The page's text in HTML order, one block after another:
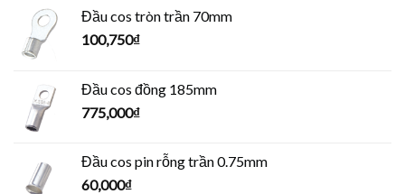
Đầu cos tròn trần 70mm
100,750₫
Đầu cos đồng 185mm
775,000₫
Đầu cos pin rỗng trần 0.75mm
60,000₫